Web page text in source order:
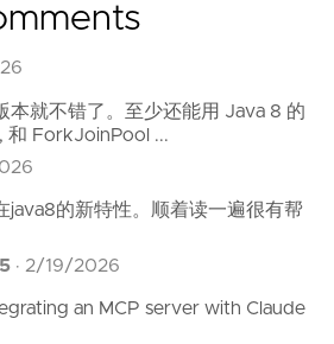
本就不错了。至少还能用 Java 8 的
和 ForkJoinPool ...
java8的新特性。顺着读一遍很有帮
· 2/19/2026
an MCP server with Claude